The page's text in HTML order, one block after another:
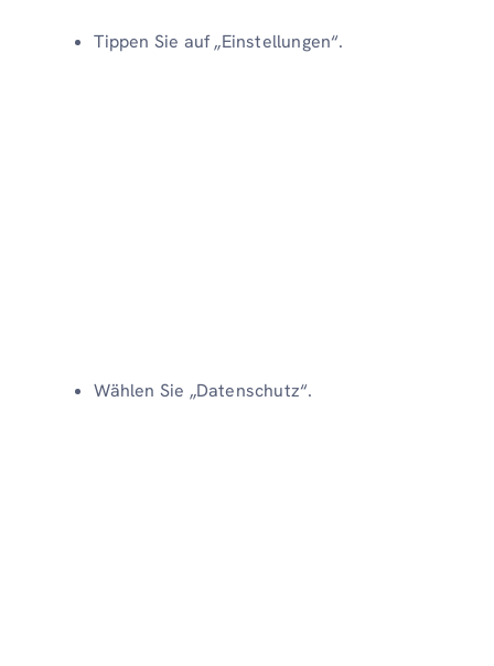
Tippen Sie auf „Einstellungen“.
Wählen Sie „Datenschutz“.